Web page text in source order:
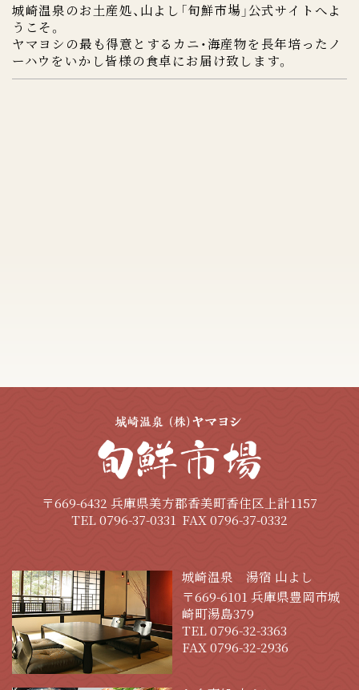
城崎温泉のお土産処、山よし「旬鮮市場」公式サイトへよ
うこそ。
ヤマヨシの最も得意とするカニ・海産物を長年培ったノ
ーハウをいかし皆様の食卓にお届け致します。
〒669-6432 兵庫県美方郡香美町香住区上計1157
TEL 0796-37-0331 FAX 0796-37-0332
城崎温泉 湯宿 山よし
〒669-6101 兵庫県豊岡市城
崎町湯島379
TEL 0796-32-3363
FAX 0796-32-2936